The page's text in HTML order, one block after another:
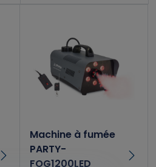
Machine à fumée
PARTY-
FOG1200LED